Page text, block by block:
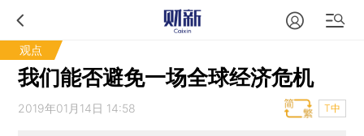
观点
我们能否避免一场全球经济危机
2019年01月14日 14:58 T中